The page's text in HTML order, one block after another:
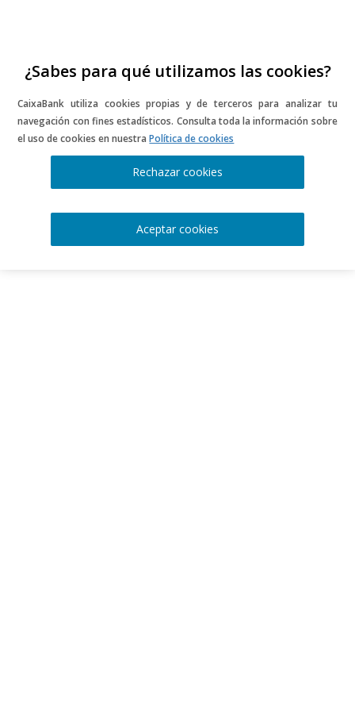
¿Sabes para qué utilizamos las cookies?
CaixaBank utiliza cookies propias y de terceros para analizar tu
navegación con fines estadísticos. Consulta toda la información sobre
el uso de cookies en nuestraPolítica de cookies
Rechazar cookies
Aceptar cookies
site
Antonio Rodríguez
Just another Wordpress_multisite Sites site
All rights reserved